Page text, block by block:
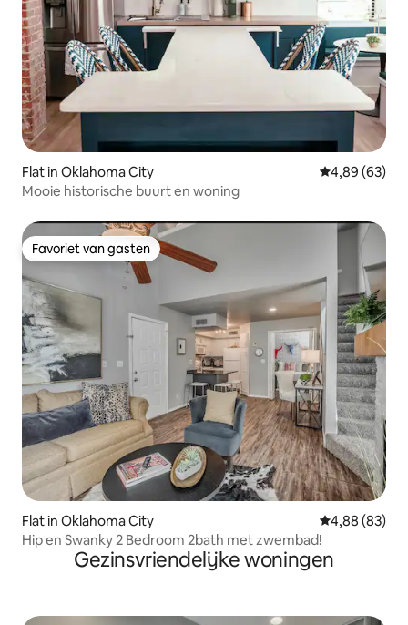
Flat in Oklahoma City Gemiddelde
4,89 (63)
Mooie historische buurt en woning
Favoriet van gasten
Favoriet van gasten
Flat in Oklahoma City Gemiddelde
4,88 (83)
Hip en Swanky 2 Bedroom 2bath met zwembad!
Gezinsvriendelijke woningen